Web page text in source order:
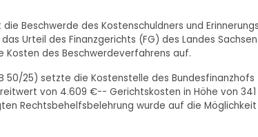
Beschwerde des Kostenschuldners und
Urteil des Finanzgerichts (FG) des Landes
des Beschwerdeverfahrens auf.
50/25) setzte die Kostenstelle des Bundesfinanzhofs
von 4.609 €-- Gerichtskosten in Höhe von
Rechtsbehelfsbelehrung wurde auf die